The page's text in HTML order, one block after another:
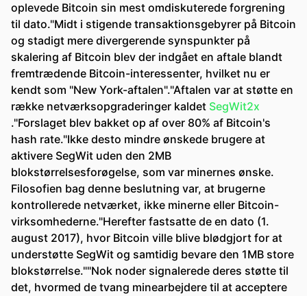
oplevede Bitcoin sin mest omdiskuterede forgrening
til dato."Midt i stigende transaktionsgebyrer på Bitcoin
og stadigt mere divergerende synspunkter på
skalering af Bitcoin blev der indgået en aftale blandt
fremtrædende Bitcoin-interessenter, hvilket nu er
kendt som "New York-aftalen"."Aftalen var at støtte en
række netværksopgraderinger kaldet SegWit2x
."Forslaget blev bakket op af over 80% af Bitcoin's
hash rate."Ikke desto mindre ønskede brugere at
aktivere SegWit uden den 2MB
blokstørrelsesforøgelse, som var minernes ønske.
Filosofien bag denne beslutning var, at brugerne
kontrollerede netværket, ikke minerne eller Bitcoin-
virksomhederne."Herefter fastsatte de en dato (1.
august 2017), hvor Bitcoin ville blive blødgjort for at
understøtte SegWit og samtidig bevare den 1MB store
blokstørrelse.""Nok noder signalerede deres støtte til
det, hvormed de tvang minearbejdere til at acceptere